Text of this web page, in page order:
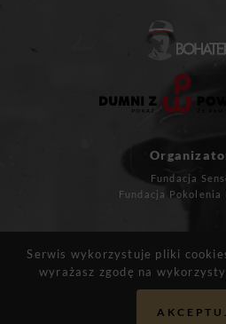
Serwis wykorzystuje pliki
wyrażasz zgodę na
Fundacja
Fundacja Pokolenia